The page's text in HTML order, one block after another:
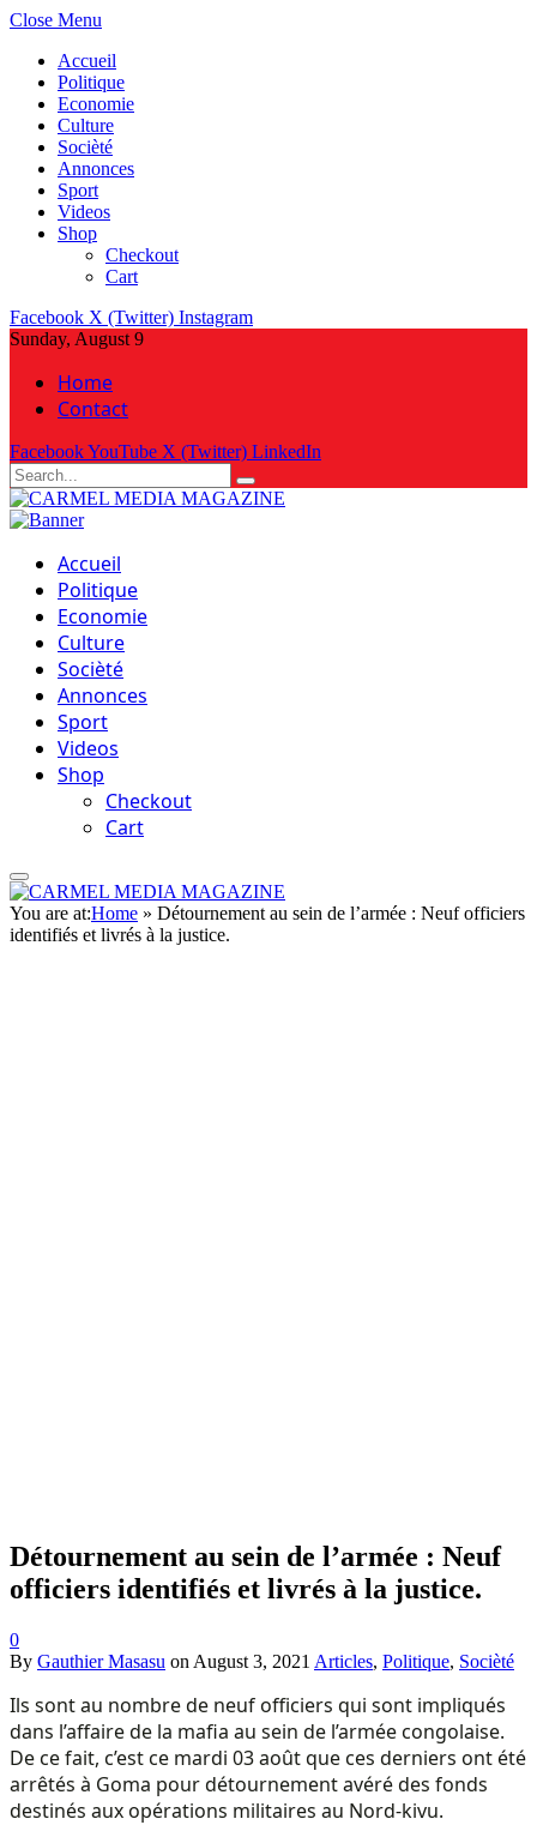
Close Menu
Accueil
Politique
Economie
Culture
Socièté
Annonces
Sport
Videos
Shop
Checkout
Cart
Facebook X (Twitter) Instagram
Sunday, August 9
Home
Contact
FacebookYouTube X (Twitter) LinkedIn
Accueil
Politique
Economie
Culture
Socièté
Annonces
Sport
Videos
Shop
Checkout
Cart
You are at:Home » Détournement au sein de l’armée : Neuf officiers
identifiés et livrés à la justice.
Détournement au sein de l’armée : Neuf
officiers identifiés et livrés à la justice.
0
By Gauthier Masasu on August 3, 2021 Articles, Politique, Socièté
Ils sont au nombre de neuf officiers qui sont impliqués
dans l’affaire de la mafia au sein de l’armée congolaise.
De ce fait, c’est ce mardi 03 août que ces derniers ont été
arrêtés à Goma pour détournement avéré des fonds
destinés aux opérations militaires au Nord-kivu.